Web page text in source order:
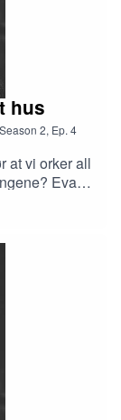
hus
Season 2, Ep.4
at vi orker all
Eva er
i et lite
for å finne
gjør at det er